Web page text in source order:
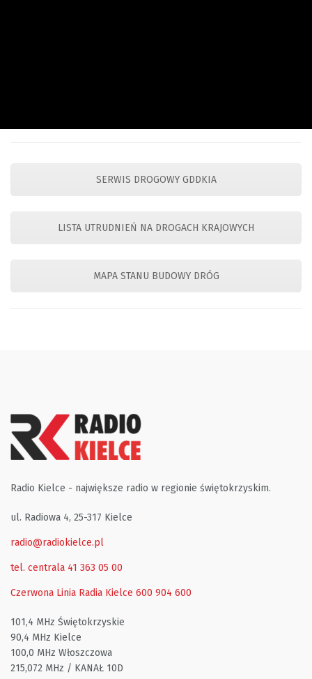
SERWIS DROGOWY GDDKIA
LISTA UTRUDNIEŃ NA DROGACH KRAJOWYCH
MAPA STANU BUDOWY DRÓG
Radio Kielce - największe radio w regionie świętokrzyskim.
ul. Radiowa 4, 25-317 Kielce
radio@radiokielce.pl
tel. centrala 41 363 05 00
Czerwona Linia Radia Kielce 600 904 600
101,4 MHz Świętokrzyskie
90,4 MHz Kielce
100,0 MHz Włoszczowa
215,072 MHz / KANAŁ 10D